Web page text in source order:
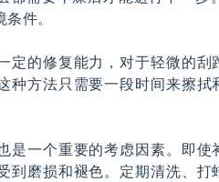
件。
定的修复能力，对于轻微的
种方法只需要一段时间来擦
是一个重要的考虑因素。即
到磨损和褪色。定期清洗、